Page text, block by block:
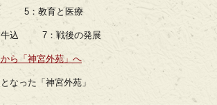
5：教育と医療
込 7：戦後の発展
ら「神宮外苑」へ
なった「神宮外苑」